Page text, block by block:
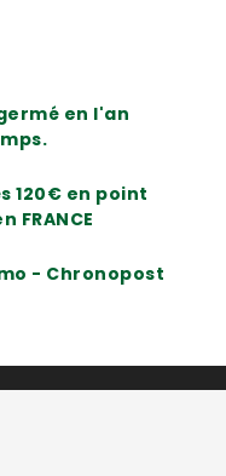
en l'an
120€ en point
FRANCE
- Chronopost